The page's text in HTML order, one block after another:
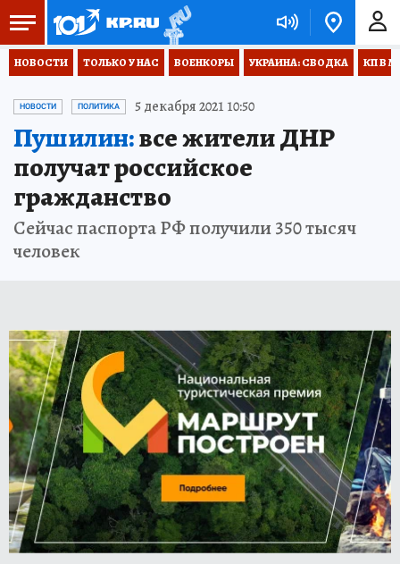
НОВОСТИ ТОЛЬКО У НАС ВОЕНКОРЫ УКРАИНА: СВОДКА КП В
НОВОСТИ ПОЛИТИКА 5 декабря 2021 10:50
Пушилин:все жители ДНР
получат российское
гражданство
Сейчас паспорта РФ получили 350 тысяч
человек